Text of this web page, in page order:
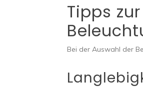
Tipps
Bei der Auswahl der